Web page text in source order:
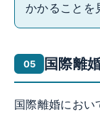
かかることを
国際離
国際離婚におい